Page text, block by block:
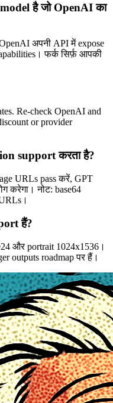
है जो OpenAI का
अपनी API में expose
फर्क सिर्फ़ आपकी
Re-check OpenAI and
or provider
support करता है?
URLs pass करें, GPT
करेगा। नोट: base64
हैं?
और portrait 1024x1536।
outputs roadmap पर हैं।